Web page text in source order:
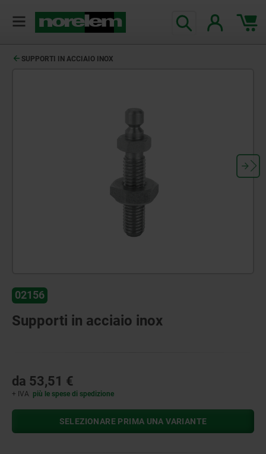
SUPPORTI IN ACCIAIO INOX
02156
Supporti in acciaio inox
da 53,51 €
+ IVA più le spese di spedizione
SELEZIONARE PRIMA UNA VARIANTE